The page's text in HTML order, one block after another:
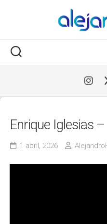
Enrique Iglesias
1 abril, 2026